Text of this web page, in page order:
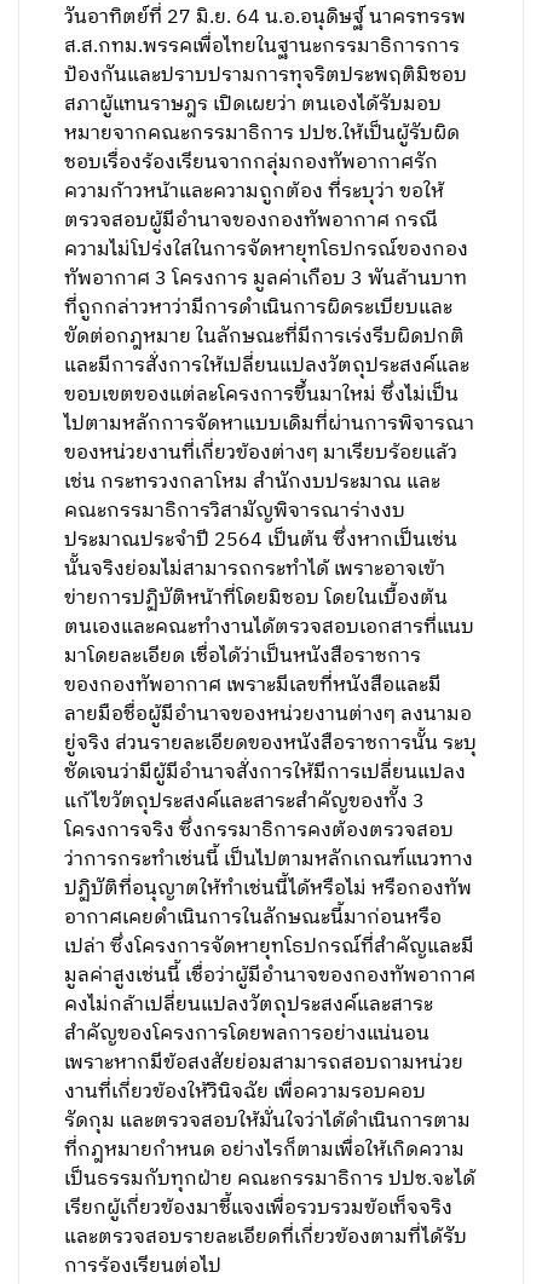
วันอาทิตย์ที่ 27 มิ.ย. 64 น.อ.อนุดิษฐ์ นาครทรรพ
ส.ส.กทม.พรรคเพื่อไทยในฐานะกรรมาธิการการ
ป้องกันและปราบปรามการทุจริตประพฤติมิชอบ
สภาผู้แทนราษฎร เปิดเผยว่า ตนเองได้รับมอบ
หมายจากคณะกรรมาธิการ ปปช.ให้เป็นผู้รับผิด
ชอบเรื่องร้องเรียนจากกลุ่มกองทัพอากาศรัก
ความก้าวหน้าและความถูกต้อง ที่ระบุว่า ขอให้
ตรวจสอบผู้มีอำนาจของกองทัพอากาศ กรณี
ความไม่โปร่งใสในการจัดหายุทโธปกรณ์ของกอง
ทัพอากาศ 3 โครงการ มูลค่าเกือบ 3 พันล้านบาท
ที่ถูกกล่าวหาว่ามีการดำเนินการผิดระเบียบและ
ขัดต่อกฎหมาย ในลักษณะที่มีการเร่งรีบผิดปกติ
และมีการสั่งการให้เปลี่ยนแปลงวัตถุประสงค์และ
ขอบเขตของแต่ละโครงการขึ้นมาใหม่ ซึ่งไม่เป็น
ไปตามหลักการจัดหาแบบเดิมที่ผ่านการพิจารณา
ของหน่วยงานที่เกี่ยวข้องต่างๆ มาเรียบร้อยแล้ว
เช่น กระทรวงกลาโหม สำนักงบประมาณ และ
คณะกรรมาธิการวิสามัญพิจารณาร่างงบ
ประมาณประจำปี 2564 เป็นต้น ซึ่งหากเป็นเช่น
นั้นจริงย่อมไม่สามารถกระทำได้ เพราะอาจเข้า
ข่ายการปฏิบัติหน้าที่โดยมิชอบ โดยในเบื้องต้น
ตนเองและคณะทำงานได้ตรวจสอบเอกสารที่แนบ
มาโดยละเอียด เชื่อได้ว่าเป็นหนังสือราชการ
ของกองทัพอากาศ เพราะมีเลขที่หนังสือและมี
ลายมือชื่อผู้มีอำนาจของหน่วยงานต่างๆ ลงนามอ
ยู่จริง ส่วนรายละเอียดของหนังสือราชการนั้น ระบุ
ชัดเจนว่ามีผู้มีอำนาจสั่งการให้มีการเปลี่ยนแปลง
แก้ไขวัตถุประสงค์และสาระสำคัญของทั้ง 3
โครงการจริง ซึ่งกรรมาธิการคงต้องตรวจสอบ
ว่าการกระทำเช่นนี้ เป็นไปตามหลักเกณฑ์แนวทาง
ปฏิบัติที่อนุญาตให้ทำเช่นนี้ได้หรือไม่ หรือกองทัพ
อากาศเคยดำเนินการในลักษณะนี้มาก่อนหรือ
เปล่า ซึ่งโครงการจัดหายุทโธปกรณ์ที่สำคัญและมี
มูลค่าสูงเช่นนี้ เชื่อว่าผู้มีอำนาจของกองทัพอากาศ
คงไม่กล้าเปลี่ยนแปลงวัตถุประสงค์และสาระ
สำคัญของโครงการโดยพลการอย่างแน่นอน
เพราะหากมีข้อสงสัยย่อมสามารถสอบถามหน่วย
งานที่เกี่ยวข้องให้วินิจฉัย เพื่อความรอบคอบ
รัดกุม และตรวจสอบให้มั่นใจว่าได้ดำเนินการตาม
ที่กฎหมายกำหนด อย่างไรก็ตามเพื่อให้เกิดความ
เป็นธรรมกับทุกฝ่าย คณะกรรมาธิการ ปปช.จะได้
เรียกผู้เกี่ยวข้องมาชี้แจงเพื่อรวบรวมข้อเท็จจริง
และตรวจสอบรายละเอียดที่เกี่ยวข้องตามที่ได้รับ
การร้องเรียนต่อไป